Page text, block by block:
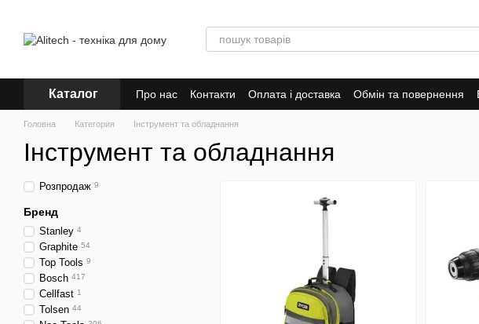
Каталог Про нас Контакти Оплата і доставка Обмін та повернення
Головна Категория Інструмент та обладнання
Інструмент та обладнання
Розпродаж 9
Бренд
Stanley 4
Graphite 54
Top Tools 9
Bosch 417
Cellfast 1
Tolsen 44